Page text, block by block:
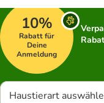
10%
Rabatt für
Deine
Anmeldung
Haustierart